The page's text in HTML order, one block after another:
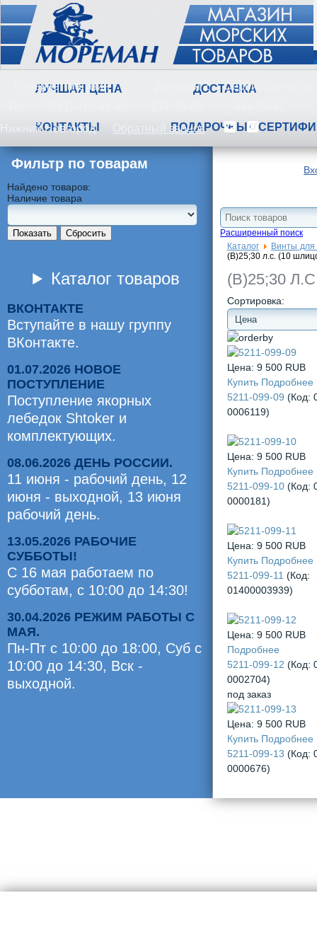
Корзина
0Товары - 0 RUB
Интернет-магазин Деловая 2Сервис/запчасти
Нижний Новгород
Обратный звонок
ЛУЧШАЯ ЦЕНА ДОСТАВКА
КОНТАКТЫ ПОДАРОЧНЫЕ
Фильтр по товарам
Найдено товаров:
Наличие товара
Показать Сбросить
Каталог товаров
ВКОНТАКТЕ
Вступайте в нашу группу
ВКонтакте.
01.07.2026 НОВОЕ
ПОСТУПЛЕНИЕ
Поступление якорных
лебедок Shtoker и
комплектующих.
08.06.2026 ДЕНЬ РОССИИ.
11 июня - рабочий день, 12
июня - выходной, 13 июня
рабочий день.
13.05.2026 РАБОЧИЕ
СУББОТЫ!
С 16 мая работаем по
субботам, с 10:00 до 14:30!
30.04.2026 РЕЖИМ РАБОТЫ С
МАЯ.
Пн-Пт с 10:00 до 18:00, Суб c
10:00 до 14:30, Вск -
выходной.
Расширенный поиск
Каталог
Винты для
(B)25;30 л.с. (10
(B)25;30
Сортировка:
Цена: 9 500 RUB
Купить Подробнее
5211-099-09 (Код:
0006119)
Цена: 9 500 RUB
Купить Подробнее
5211-099-10 (Код:
0000181)
Цена: 9 500 RUB
Купить Подробнее
5211-099-11 (Код:
01400003939)
Цена: 9 500 RUB
Подробнее
5211-099-12 (Код:
0002704)
под заказ
Цена: 9 500 RUB
Купить Подробнее
5211-099-13 (Код:
0000676)